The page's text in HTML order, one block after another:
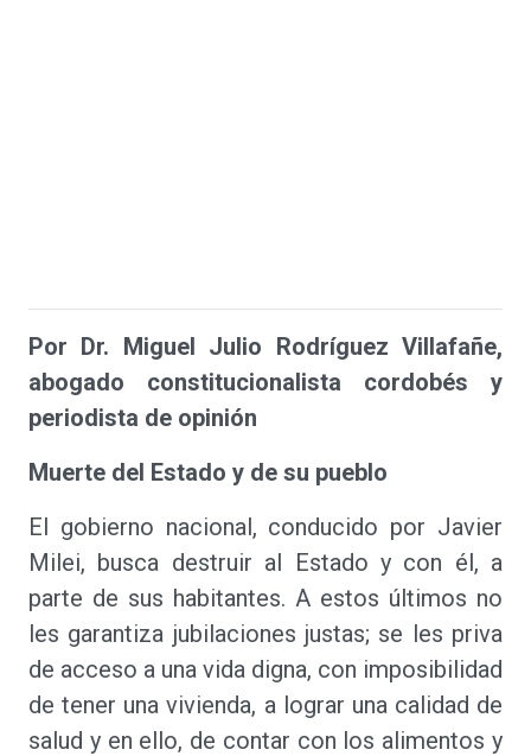
Por Dr. Miguel Julio Rodríguez Villafañe,
abogado constitucionalista cordobés y
periodista de opinión
Muerte del Estado y de su pueblo
El gobierno nacional, conducido por Javier
Milei, busca destruir al Estado y con él, a
parte de sus habitantes. A estos últimos no
les garantiza jubilaciones justas; se les priva
de acceso a una vida digna, con imposibilidad
de tener una vivienda, a lograr una calidad de
salud y en ello, de contar con los alimentos y